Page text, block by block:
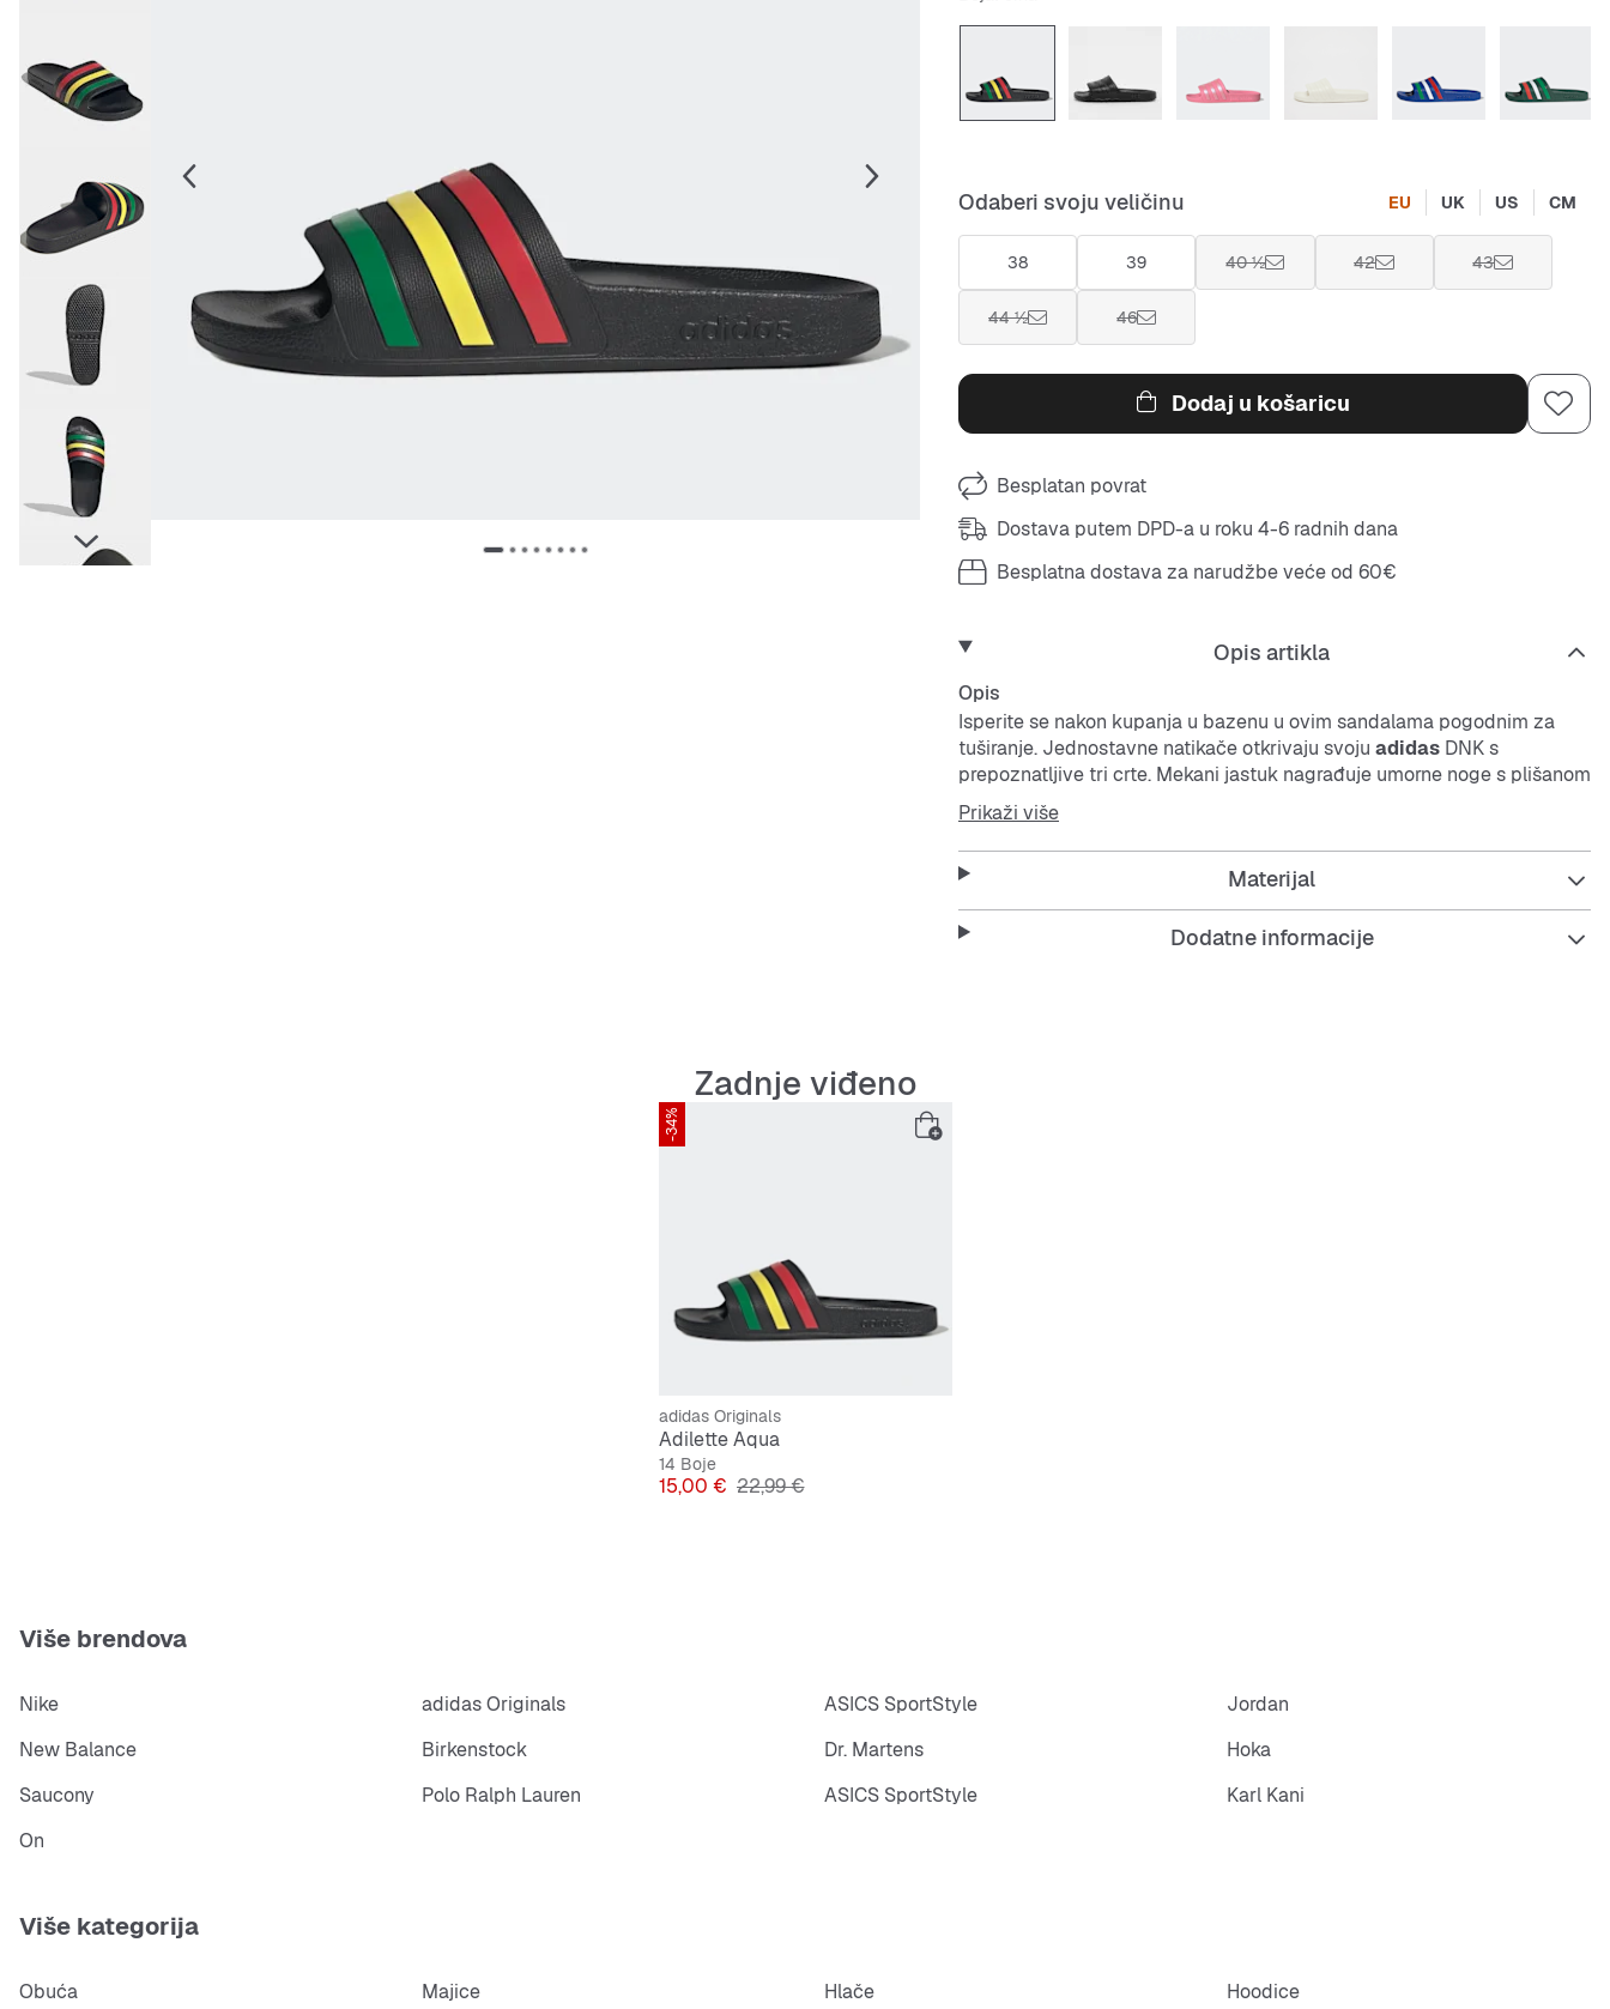
Odaberi svoju veličinu EU UK US CM
38 39 40 ½ 42 43
44 ½ 46
Dodaj u košaricu
Besplatan povrat
Dostava putem DPD-a u roku 4-6 radnih dana
Besplatna dostava za narudžbe veće od 60€
Opis artikla
Opis
Isperite se nakon kupanja u bazenu u ovim sandalama pogodnim za
tuširanje. Jednostavne natikače otkrivaju svoju adidas DNK s
prepoznatljive tri crte. Mekani jastuk nagrađuje umorne noge s plišanom
udobnošću.
Features:
Model na nazuvanje
Jednodijelno EVA gornjište
Prikaži više
Materijal
Dodatne informacije
Zadnje viđeno
-34%
adidas Originals
Adilette Aqua
14 Boje
Cijena
15,00 € Originalna cijena
22,99 €
Više brendova
Nike adidas Originals ASICS SportStyle
Jordan
New Balance
Birkenstock Dr. Martens
Hoka
Saucony
Polo Ralph Lauren ASICS SportStyle
Karl Kani
On
Više kategorija
Obuća Majice Hlače
Hoodice